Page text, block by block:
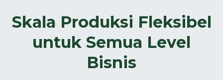
Skala Produksi Fleksibel
untuk Semua Level
Bisnis